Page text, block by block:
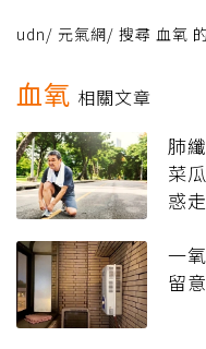
udn/ 元氣網/ 搜尋 血氧
血氧 相關文章
肺
菜
惑
一
留